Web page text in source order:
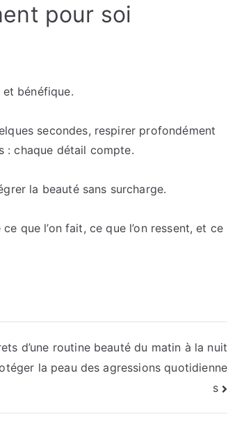
pour soi
et bénéfique.
secondes, respirer profondément
: chaque détail compte.
la beauté sans surcharge.
que l’on fait, ce que l’on ressent, et ce
d’une routine beauté du matin à la nuit
la peau des agressions quotidienne
s